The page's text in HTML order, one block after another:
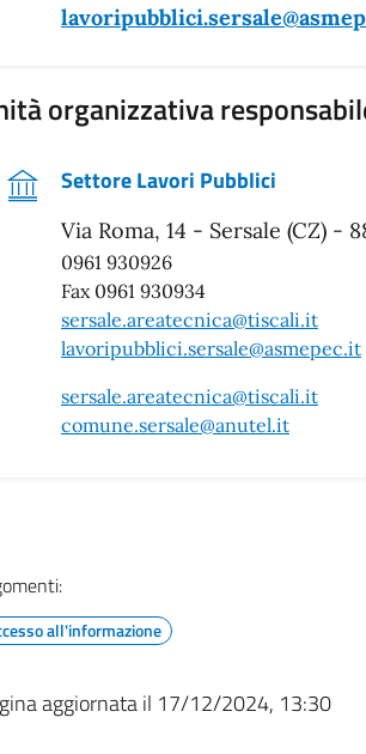
organizzativa
Settore Lavori Pubblici
Via Roma, 14 - Sersale (CZ) -
0961 930926
Fax 0961 930934
sersale.areatecnica@tiscali.it
lavoripubblici.sersale@asmepec.it
sersale.areatecnica@tiscali.it
comune.sersale@anutel.it
all'informazione
aggiornata il 17/12/2024, 13:30